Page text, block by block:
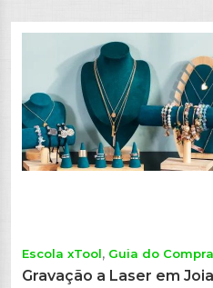
Escola xTool Guia do
Gravação a Laser em